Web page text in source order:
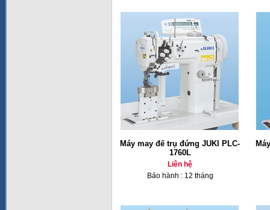
Máy may đế trụ đứng JUKI PLC-
1760L
Liên hệ
Bảo hành : 12 tháng